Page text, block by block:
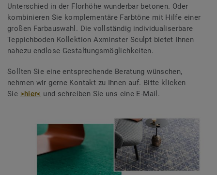
Unterschied in der Florhöhe wunderbar betonen. Oder
kombinieren Sie komplementäre Farbtöne mit Hilfe einer
großen Farbauswahl. Die vollständig individualiserbare
Teppichboden Kollektion Axminster Sculpt bietet Ihnen
nahezu endlose Gestaltungsmöglichkeiten.
Sollten Sie eine entsprechende Beratung wünschen,
nehmen wir gerne Kontakt zu Ihnen auf. Bitte klicken
Sie >hier< und schreiben Sie uns eine E-Mail.